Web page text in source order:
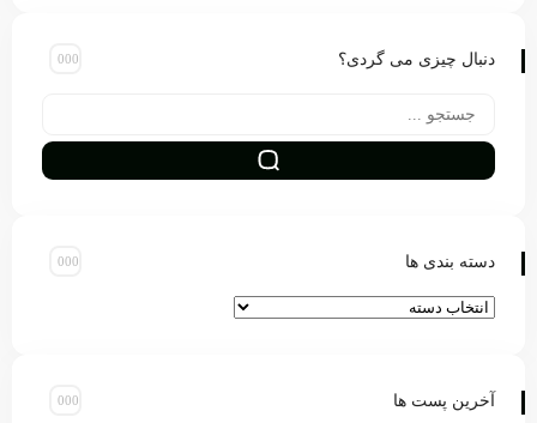
دنبال چیزی می گردی؟
دسته بندی ها
آخرین پست ها